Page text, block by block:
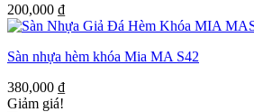
200,000 ₫
Sàn nhựa hèm khóa Mia MA S42
380,000 ₫
Giảm giá!